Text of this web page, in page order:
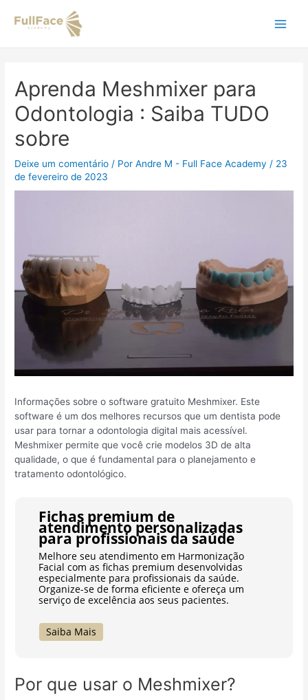
para
Aprenda Meshmixer para
Odontologia : Saiba TUDO
sobre
Deixe um comentário / PorAndre M - Full Face Academy / 23
de fevereiro de 2023
Informações sobre o software gratuito Meshmixer. Este
software é um dos melhores recursos que um dentista pode
usar para tornar a odontologia digital mais acessível.
Meshmixer permite que você crie modelos 3D de alta
qualidade, o que é fundamental para o planejamento e
tratamento odontológico.
Fichas premium de
atendimento personalizadas
para profissionais da saúde
Melhore seu atendimento em Harmonização
Facial com as fichas premium desenvolvidas
especialmente para profissionais da saúde.
Organize-se de forma eficiente e ofereça um
serviço de excelência aos seus pacientes.
Saiba Mais
Por que usar o Meshmixer?
de